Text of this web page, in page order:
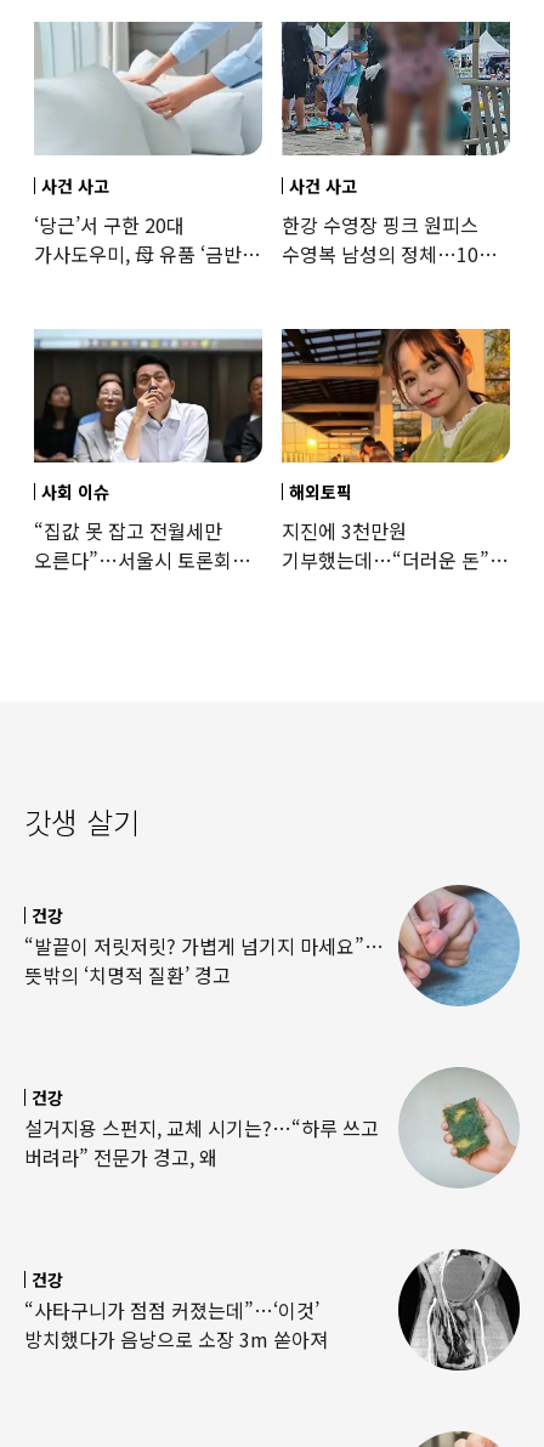
사건 사고
‘당근’서 구한 20대
가사도우미, 母 유품 ‘금반지
사건 사고
한강 수영장 핑크 원피스
수영복 남성의 정체…10대
사회 이슈
“집값 못 잡고 전월세만
오른다”…서울시 토론회서
해외토픽
지진에 3천만원
기부했는데…“더러운 돈”
갓생 살기
건강
“발끝이 저릿저릿? 가볍게 넘기지 마세요”…
뜻밖의 ‘치명적 질환’ 경고
건강
설거지용 스펀지, 교체 시기는?…“하루 쓰고
버려라” 전문가 경고, 왜
건강
“사타구니가 점점 커졌는데”…‘이것’
방치했다가 음낭으로 소장 3m 쏟아져